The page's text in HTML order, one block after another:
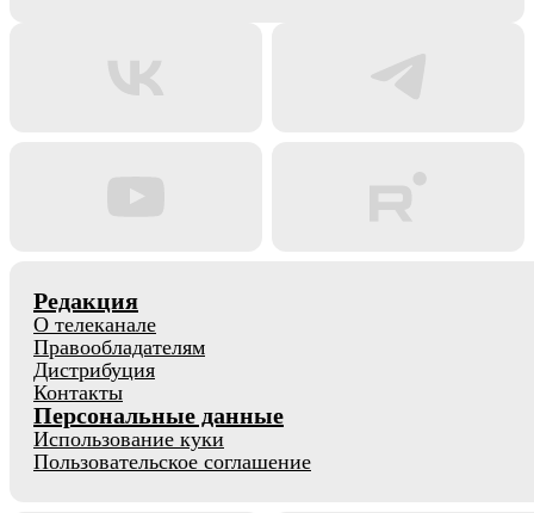
Редакция
О телеканале
Правообладателям
Дистрибуция
Контакты
Персональные данные
Использование куки
Пользовательское соглашение